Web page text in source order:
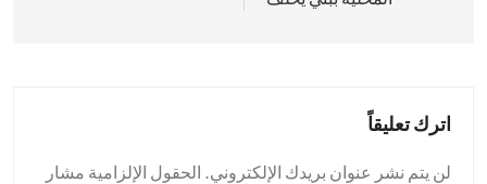
اترك تعليقاً
لن يتم نشر عنوان بريدك الإلكتروني. الحقول الإلزامية مشار